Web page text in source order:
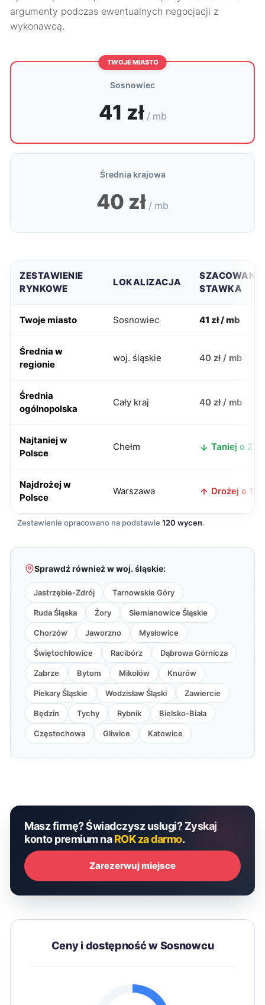
argumenty podczas ewentualnych negocjacji z
wykonawcą.
TWOJE MIASTO
Sosnowiec
41 zł / mb
Średnia krajowa
40 zł / mb
ZESTAWIENIE
RYNKOWE
LOKALIZACJA
SZACOWANA
STAWKA
Twoje miasto Sosnowiec 41 zł / mb
Średnia w
regionie
woj. śląskie 40 zł / mb
Średnia
ogólnopolska
Cały kraj 40 zł / mb
Najtaniej w
Polsce
Chełm Taniej o 23
Najdrożej w
Polsce
Warszawa Drożej o 11
Zestawienie opracowano na podstawie 120 wycen.
Sprawdź również w woj. śląskie:
Jastrzębie-Zdrój Tarnowskie Góry
Ruda Śląska Żory Siemianowice Śląskie
Chorzów Jaworzno Mysłowice
Świętochłowice Racibórz Dąbrowa Górnicza
Zabrze Bytom Mikołów Knurów
Piekary Śląskie Wodzisław Śląski Zawiercie
Będzin Tychy Rybnik Bielsko-Biała
Częstochowa Gliwice Katowice
Masz firmę? Świadczysz usługi? Zyskaj
konto premium naROK za darmo.
Zarezerwuj miejsce
Ceny i dostępność w Sosnowcu